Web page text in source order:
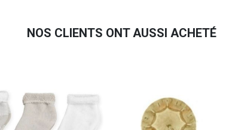
NOS CLIENTS ONT AUSSI ACHETÉ